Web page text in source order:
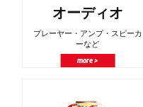
オーディオ
プレーヤー・アンプ・スピーカ
ーなど
more >